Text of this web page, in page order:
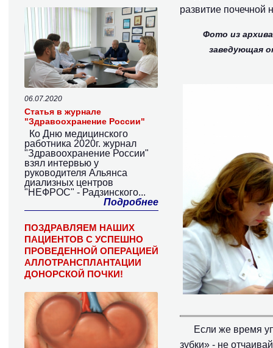
развитие почечной
Фото из
заведующая
Если же время
зубки» - не
06.07.2020
Статья в журнале
"Здравоохранение России"
Ко Дню медицинского
работника 2020г. журнал
"Здравоохранение России"
взял интервью у
руководителя Альянса
диализных центров
"НЕФРОС" - Радзинского...
Подробнее
ПОЗДРАВЛЯЕМ НАШИХ
ПАЦИЕНТОВ С УСПЕШНО
ПРОВЕДЕННОЙ ОПЕРАЦИЕЙ
АЛЛОТРАНСПЛАНТАЦИИ
ДОНОРСКОЙ ПОЧКИ!